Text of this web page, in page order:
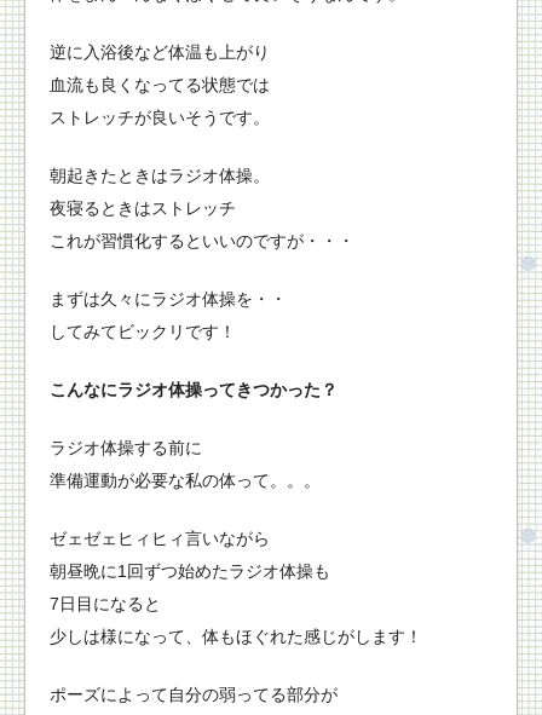
逆に入浴後など体温も上がり
血流も良くなってる状態では
ストレッチが良いそうです。
朝起きたときはラジオ体操。
夜寝るときはストレッチ
これが習慣化するといいのですが・・・
まずは久々にラジオ体操を・・
してみてビックリです！
こんなにラジオ体操ってきつかった？
ラジオ体操する前に
準備運動が必要な私の体って。。。
ゼェゼェヒィヒィ言いながら
朝昼晩に1回ずつ始めたラジオ体操も
7日目になると
少しは様になって、体もほぐれた感じがします！
ポーズによって自分の弱ってる部分が